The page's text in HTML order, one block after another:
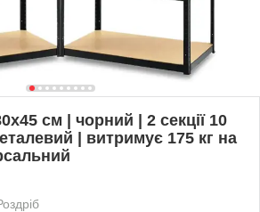
см | чорний | 2 секції 10
| витримує 175 кг на